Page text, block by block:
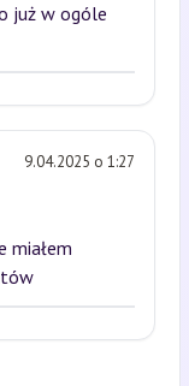
już w ogóle
9.04.2025 o 1:27
miałem